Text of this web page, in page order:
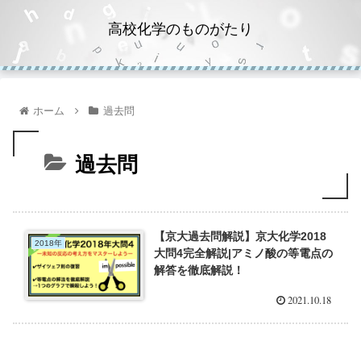
高校化学のものがたり
ホーム 過去問
過去問
2018年
【京大過去問解説】京大化学2018
大問4完全解説|アミノ酸の等電点の
解答を徹底解説！
2021.10.18